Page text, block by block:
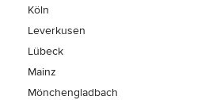
Köln
Leverkusen
Lübeck
Mainz
Mönchen­gladbach